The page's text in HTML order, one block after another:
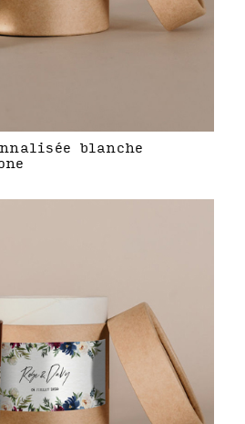
blanche